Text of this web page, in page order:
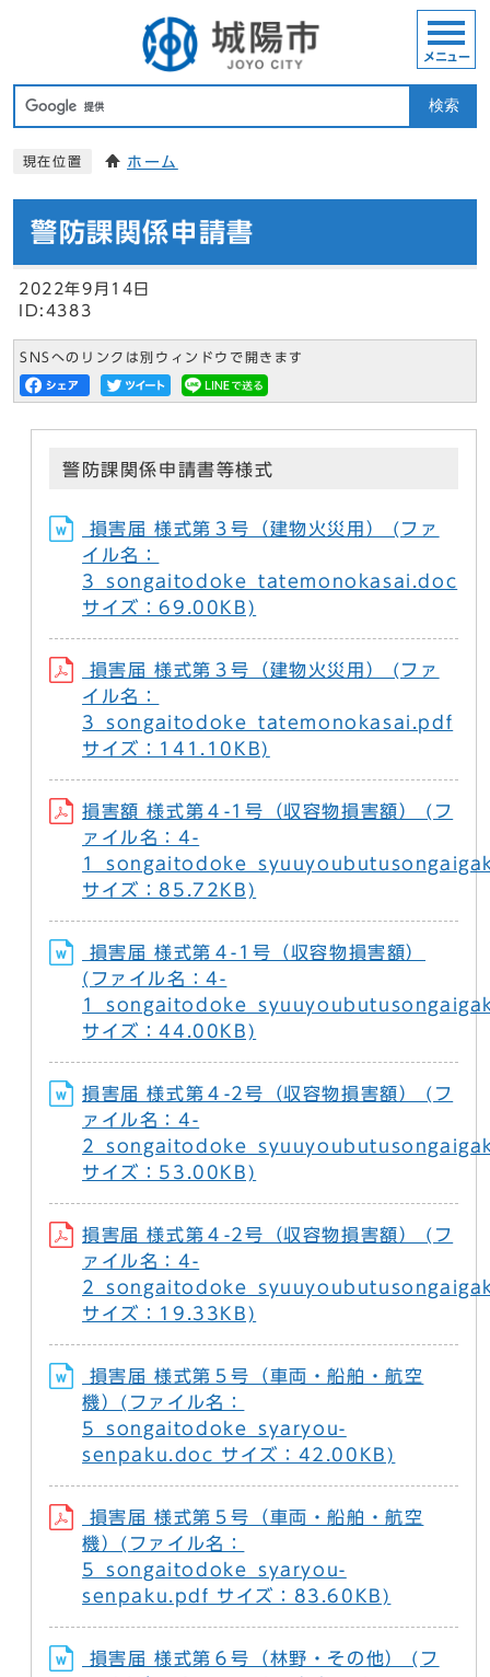
検索
メニュー
現在位置 ホーム
警防課関係申請書
2022年9月14日
ID:4383
SNSへのリンクは別ウィンドウで開きます
警防課関係申請書等様式
損害届 様式第３号（建物火災用） (ファ
イル名：
3_songaitodoke_tatemonokasai.doc
サイズ：69.00KB)
損害届 様式第３号（建物火災用） (ファ
イル名：
3_songaitodoke_tatemonokasai.pdf
サイズ：141.10KB)
損害額 様式第４-1号（収容物損害額） (フ
ァイル名：4-
サイズ：85.72KB)
損害届 様式第４-1号（収容物損害額）
(ファイル名：4-
サイズ：44.00KB)
損害届 様式第４-2号（収容物損害額） (フ
ァイル名：4-
サイズ：53.00KB)
損害届 様式第４-2号（収容物損害額） (フ
ァイル名：4-
サイズ：19.33KB)
損害届 様式第５号（車両・船舶・航空
機）(ファイル名：
5_songaitodoke_syaryou-
senpaku.doc サイズ：42.00KB)
損害届 様式第５号（車両・船舶・航空
機）(ファイル名：
5_songaitodoke_syaryou-
senpaku.pdf サイズ：83.60KB)
損害届 様式第６号（林野・その他） (フ